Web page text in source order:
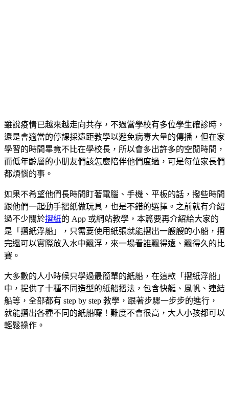
雖說疫情已越來越走向共存，不過當學校有多位學生確診時，
還是會適當的停課採遠距教學以避免病毒大量的傳播，但在家
學習的時間畢竟不比在學校長，所以會多出許多的空閒時間，
而低年齡層的小朋友們該怎麼陪伴他們度過，可是每位家長們
都煩惱的事。
如果不希望他們長時間盯著電腦、手機、平板的話，撥些時間
跟他們一起動手摺紙做玩具，也是不錯的選擇。之前就有介紹
過不少關於摺紙的 App 或網站教學，本篇要再介紹給大家的
是「摺紙浮船」，只需要使用紙張就能摺出一艘艘的小船，摺
完還可以實際放入水中飄浮，來一場看誰飄得遠、飄得久的比
賽。
大多數的人小時候只學過最簡單的紙船，在這款「摺紙浮船」
中，提供了十種不同造型的紙船摺法，包含快艇、風帆、連結
船等，全部都有 step by step 教學，跟著步驟一步步的進行，
就能摺出各種不同的紙船囉！難度不會很高，大人小孩都可以
輕鬆操作。